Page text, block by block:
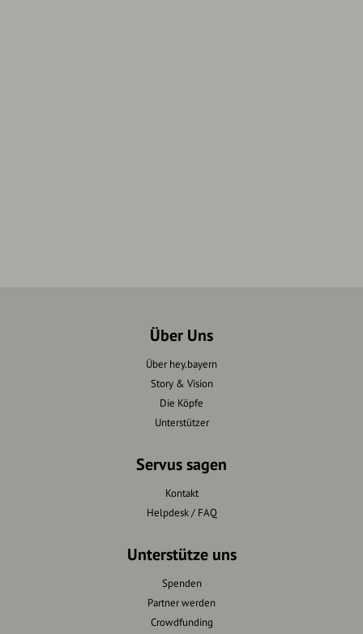
Über Uns
Über hey.bayern
Story & Vision
Die Köpfe
Unterstützer
Servus sagen
Kontakt
Helpdesk / FAQ
Unterstütze uns
Spenden
Partner werden
Crowdfunding